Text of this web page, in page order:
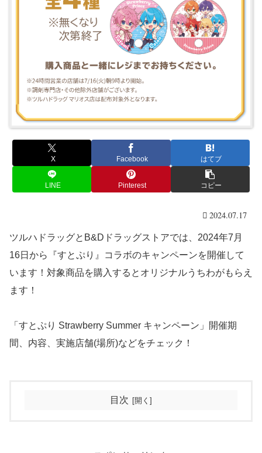
X Facebook はてブ
LINE Pinterest コピー
2024.07.17
ツルハドラッグとB&Dドラッグストアでは、2024年7月
16日から『すとぷり』コラボのキャンペーンを開催して
います！対象商品を購入するとオリジナルうちわがもらえ
ます！
「すとぷり Strawberry Summer キャンペーン」開催期
間、内容、実施店舗(場所)などをチェック！
目次